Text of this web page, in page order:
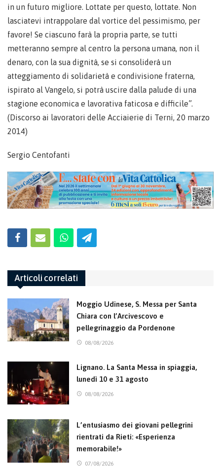
in un futuro migliore. Lottate per questo, lottate. Non
lasciatevi intrappolare dal vortice del pessimismo, per
favore! Se ciascuno farà la propria parte, se tutti
metteranno sempre al centro la persona umana, non il
denaro, con la sua dignità, se si consoliderà un
atteggiamento di solidarietà e condivisione fraterna,
ispirato al Vangelo, si potrà uscire dalla palude di una
stagione economica e lavorativa faticosa e difficile”.
(Discorso ai lavoratori delle Acciaierie di Terni, 20 marzo
2014)
Sergio Centofanti
Articoli correlati
Moggio Udinese, S. Messa per Santa
Chiara con l’Arcivescovo e
pellegrinaggio da Pordenone
08/08/2026
Lignano. La Santa Messa in spiaggia,
lunedì 10 e 31 agosto
08/08/2026
L’entusiasmo dei giovani pellegrini
rientrati da Rieti: «Esperienza
memorabile!»
07/08/2026